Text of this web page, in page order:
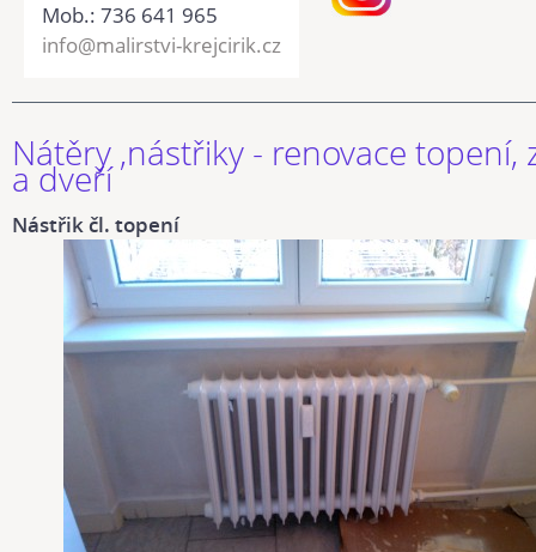
Mob.: 736 641 965
info@malirstvi-krejcirik.cz
Nátěry ,nástřiky - renovace topení,
a dveří
Nástřik čl. topení